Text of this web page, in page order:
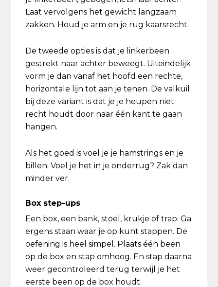
Laat vervolgens het gewicht langzaam
zakken. Houd je arm en je rug kaarsrecht.
De tweede opties is dat je linkerbeen
gestrekt naar achter beweegt. Uiteindelijk
vorm je dan vanaf het hoofd een rechte,
horizontale lijn tot aan je tenen. De valkuil
bij deze variant is dat je je heupen niet
recht houdt door naar één kant te gaan
hangen.
Als het goed is voel je je hamstrings en je
billen. Voel je het in je onderrug? Zak dan
minder ver.
Box step-ups
Een box, een bank, stoel, krukje of trap. Ga
ergens staan waar je op kunt stappen. De
oefening is heel simpel. Plaats één been
op de box en stap omhoog. En stap daarna
weer gecontroleerd terug terwijl je het
eerste been op de box houdt.